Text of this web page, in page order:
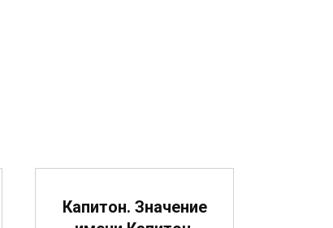
Капитон. Значение